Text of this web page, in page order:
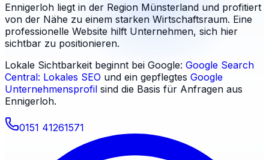
Ennigerloh liegt in der Region Münsterland und profitiert
von der Nähe zu einem starken Wirtschaftsraum. Eine
professionelle Website hilft Unternehmen, sich hier
sichtbar zu positionieren.
Lokale Sichtbarkeit beginnt bei Google: Google Search
Central: Lokales SEO und ein gepflegtes Google
Unternehmensprofil sind die Basis für Anfragen aus
Ennigerloh.
0151 41261571